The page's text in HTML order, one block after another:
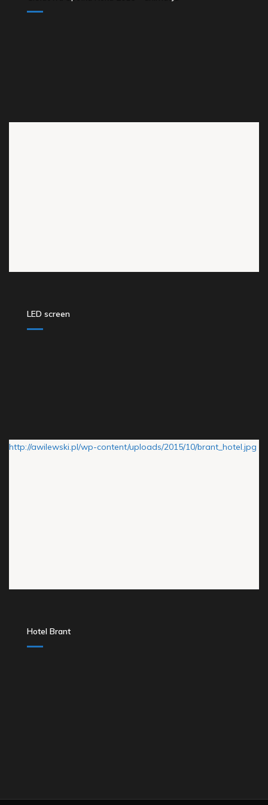
LED screen
Hotel Brant
http://awilewski.pl/wp-content/uploads/2015/10/brant_hotel.jpg